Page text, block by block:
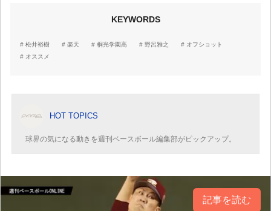
KEYWORDS
松井裕樹 楽天 桐光学園高 野呂雅之
オフショット
オススメ
HOT TOPICS
球界の気になる動きを週刊ベースボール編集部がピックアップ。
記事を読む